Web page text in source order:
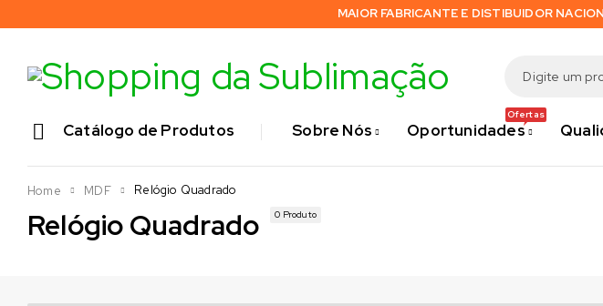
MAIOR FABRICANTE E DISTIBUIDOR
Catálogo de Produtos Sobre Nós Oportunidades
Ofertas
Relógio Quadrado 0 Produto
Home MDF Relógio Quadrado